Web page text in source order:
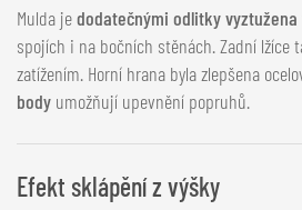
Mulda jedodatečnými odlitky vyztužena
spojích i na bočních stěnách. Zadní lžíce
zatížením. Horní hrana byla zlepšena
body umožňují upevnění popruhů.
Efekt sklápění z výšky